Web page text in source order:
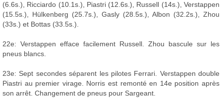
(6.6s.), Ricciardo (10.1s.), Piastri (12.6s.), Russell (14s.), Verstappen
(15.5s.), Hülkenberg (25.7s.), Gasly (28.5s.), Albon (32.2s.), Zhou
(33s.) et Bottas (33.5s.).
22e: Verstappen efface facilement Russell. Zhou bascule sur les
pneus blancs.
23e: Sept secondes séparent les pilotes Ferrari. Verstappen double
Piastri au premier virage. Norris est remonté en 14e position après
son arrêt. Changement de pneus pour Sargeant.